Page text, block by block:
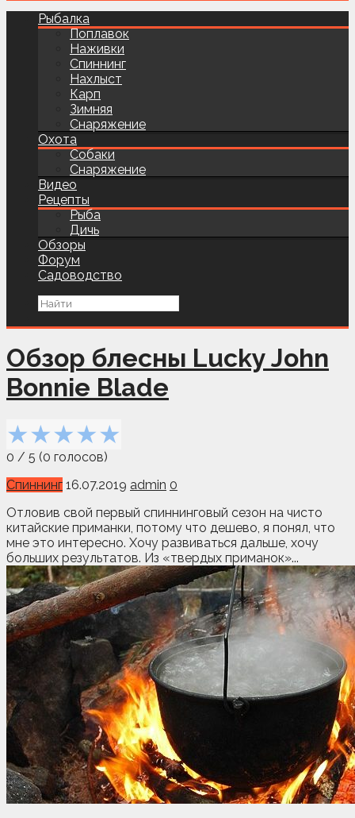
Рыбалка
Поплавок
Наживки
Спиннинг
Нахлыст
Карп
Зимняя
Снаряжение
Охота
Собаки
Снаряжение
Видео
Рецепты
Рыба
Дичь
Обзоры
Форум
Садоводство
Обзор блесны Lucky John
Bonnie Blade
★★★★★
0 / 5 (0 голосов)
Спиннинг 16.07.2019 admin 0
Отловив свой первый спиннинговый сезон на чисто
китайские приманки, потому что дешево, я понял, что
мне это интересно. Хочу развиваться дальше, хочу
больших результатов. Из «твердых приманок»...